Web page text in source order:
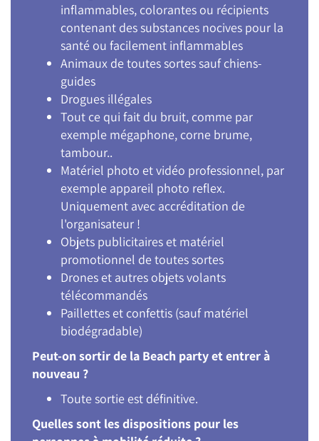
inflammables, colorantes ou récipients
contenant des substances nocives pour la
santé ou facilement inflammables
Animaux de toutes sortes sauf chiens-
guides
Drogues illégales
Tout ce qui fait du bruit, comme par
exemple mégaphone, corne brume,
tambour..
Matériel photo et vidéo professionnel, par
exemple appareil photo reflex.
Uniquement avec accréditation de
l'organisateur !
Objets publicitaires et matériel
promotionnel de toutes sortes
Drones et autres objets volants
télécommandés
Paillettes et confettis (sauf matériel
biodégradable)
Peut-on sortir de la Beach party et entrer à
nouveau ?
Toute sortie est définitive.
Quelles sont les dispositions pour les